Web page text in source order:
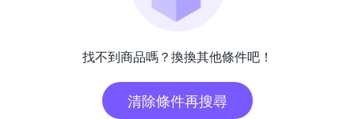
找不到商品嗎？換換其他條件吧！
清除條件再搜尋